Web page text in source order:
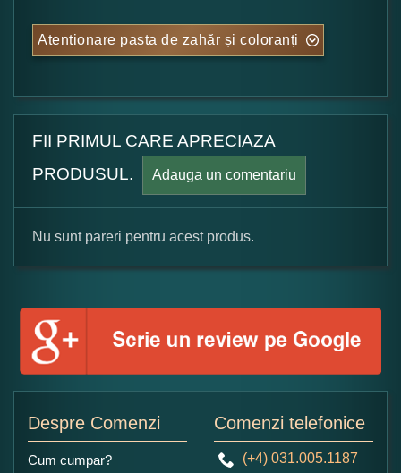
Atentionare pasta de zahăr și coloranți
FII PRIMUL CARE APRECIAZA
PRODUSUL.
Adauga un comentariu
Formular pareri client
Numele dumneavoastra:
Nu sunt pareri pentru acest produs.
Despre Comenzi
Cum cumpar?
Comenzi telefonice
(+4) 031.005.1187